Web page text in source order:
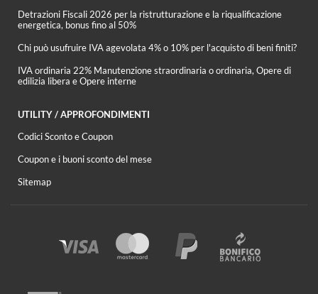
Detrazioni Fiscali 2026 per la ristrutturazione e la riqualificazione
energetica, bonus fino al 50%
Chi può usufruire IVA agevolata 4% o 10% per l'acquisto di beni finiti?
IVA ordinaria 22% Manutenzione straordinaria o ordinaria, Opere di
edilizia libera e Opere interne
UTILITY / APPROFONDIMENTI
Codici Sconto e Coupon
Coupon e i buoni sconto del mese
Sitemap